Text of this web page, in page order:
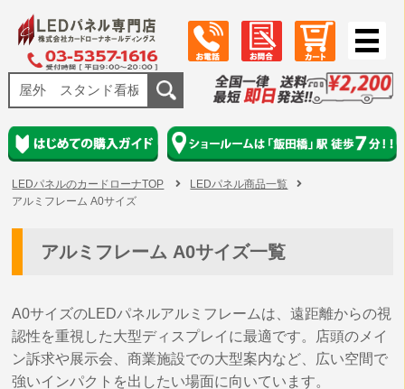
LEDパネルのカードローナTOP
LEDパネル商品一覧
アルミフレーム A0サイズ
アルミフレーム A0サイズ一覧
A0サイズのLEDパネルアルミフレームは、遠距離からの視
認性を重視した大型ディスプレイに最適です。店頭のメイ
ン訴求や展示会、商業施設での大型案内など、広い空間で
強いインパクトを出したい場面に向いています。